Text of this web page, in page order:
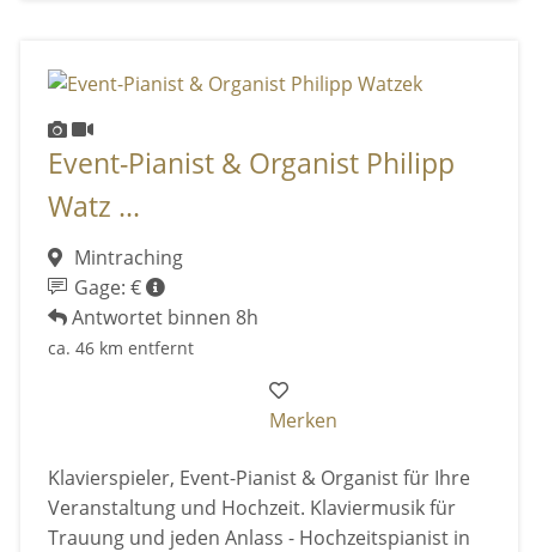
Event-Pianist & Organist Philipp
Watz ...
Mintraching
Gage: €
Antwortet binnen 8h
ca. 46 km entfernt
Merken
Klavierspieler, Event-Pianist & Organist für Ihre
Veranstaltung und Hochzeit. Klaviermusik für
Trauung und jeden Anlass - Hochzeitspianist in